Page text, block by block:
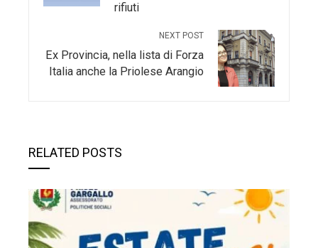
rifiuti
NEXT POST
Ex Provincia, nella lista di Forza
Italia anche la Priolese Arangio
RELATED POSTS